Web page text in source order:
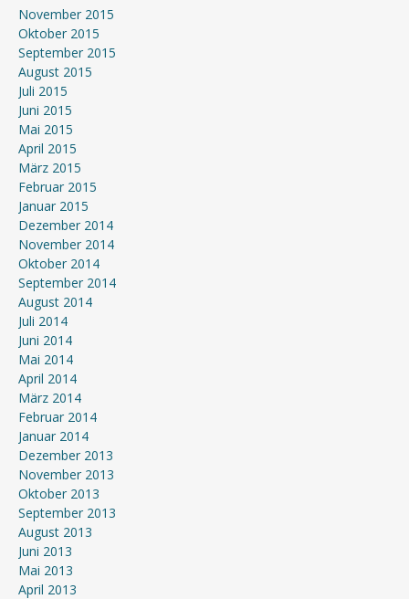
November 2015
Oktober 2015
September 2015
August 2015
Juli 2015
Juni 2015
Mai 2015
April 2015
März 2015
Februar 2015
Januar 2015
Dezember 2014
November 2014
Oktober 2014
September 2014
August 2014
Juli 2014
Juni 2014
Mai 2014
April 2014
März 2014
Februar 2014
Januar 2014
Dezember 2013
November 2013
Oktober 2013
September 2013
August 2013
Juni 2013
Mai 2013
April 2013